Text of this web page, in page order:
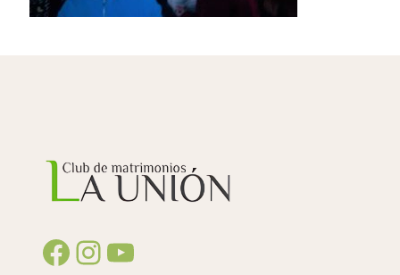
Facebook
Instagram
YouTube